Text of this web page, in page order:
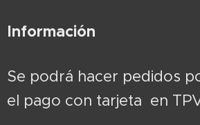
Información
Se podrá hacer pedidos
el pago con tarjeta en